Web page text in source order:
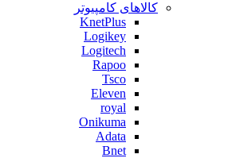
کالاهای کامپیوتر
KnetPlus
Logikey
Logitech
Rapoo
Tsco
Eleven
royal
Onikuma
Adata
Bnet